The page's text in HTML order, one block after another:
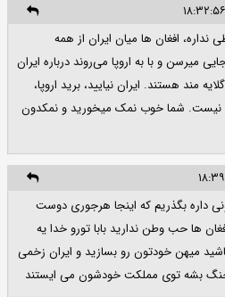
افغان ها میان ایران از همه
میرسن و با به اروپا می‌روند درباره ایران
مند هستند. ایران نیایید، برید اروپا،
نیست. شما خوب نمک میخورید و نمکدون
داره بگذریم که اینجا هرجوری دوست
ها حب وطن ندارید بابا تورو خدا یه
میهن خودتون رو بسازید و ایران زخمی
جنگ بشه توی مملکت خودشون می ایستند